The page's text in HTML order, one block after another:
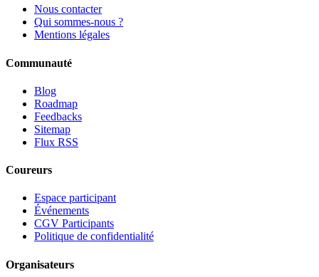
Nous contacter
Qui sommes-nous ?
Mentions légales
Communauté
Blog
Roadmap
Feedbacks
Sitemap
Flux RSS
Coureurs
Espace participant
Événements
CGV Participants
Politique de confidentialité
Organisateurs